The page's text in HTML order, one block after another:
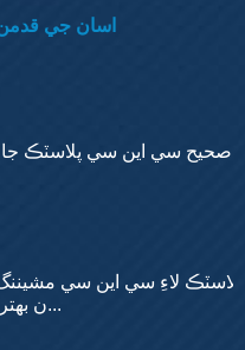
اسان جي
صحيح سي اين سي پلاسٽڪ جا
پلاسٽڪ لاءِ سي اين سي
ن بهتر بڻايو وڃي...